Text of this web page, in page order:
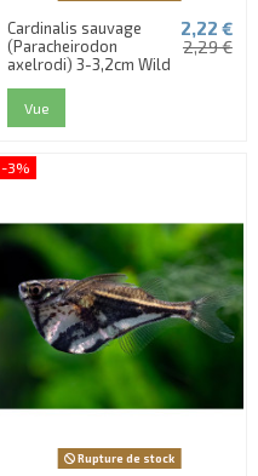
Cardinalis sauvage
(Paracheirodon
axelrodi) 3-3,2cm Wild
2,22 €
2,29 €
Vue
-3%
Rupture de stock